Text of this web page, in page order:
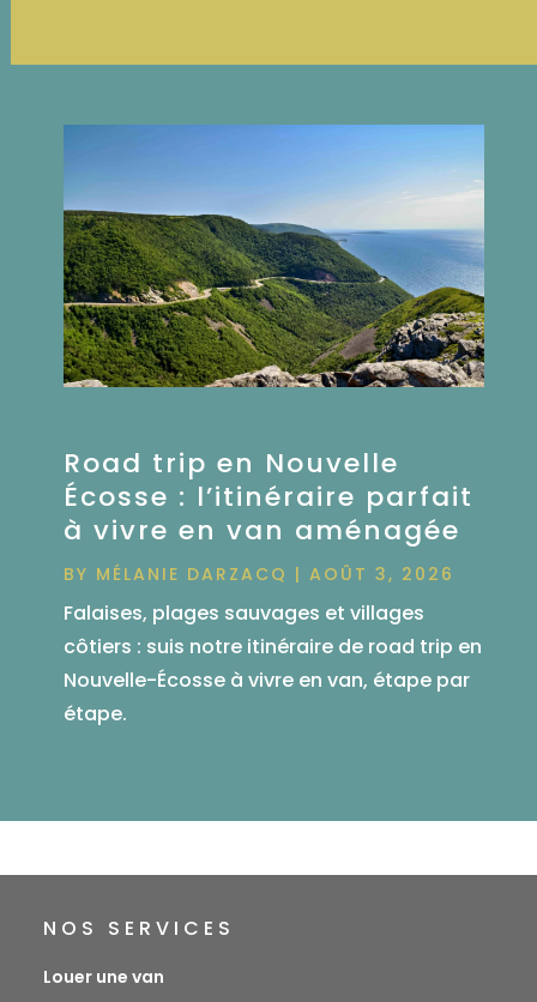
Road trip en Nouvelle
Écosse : l’itinéraire parfait
à vivre en van aménagée
BY MÉLANIE DARZACQ | AOÛT 3, 2026
Falaises, plages sauvages et villages
côtiers : suis notre itinéraire de road trip en
Nouvelle-Écosse à vivre en van, étape par
étape.
NOS SERVICES
Louer une van